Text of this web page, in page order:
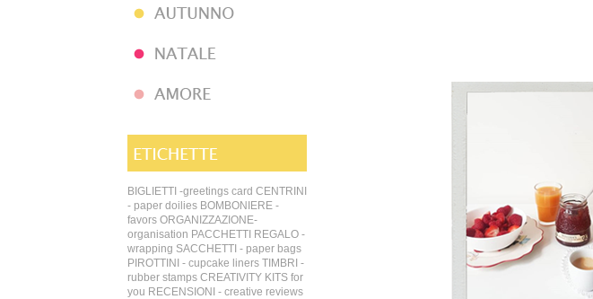
BIGLIETTI -greetings card CENTRINI
- paper doilies BOMBONIERE -
favors ORGANIZZAZIONE-
organisation PACCHETTI REGALO -
wrapping SACCHETTI - paper bags
PIROTTINI - cupcake liners TIMBRI -
rubber stamps CREATIVITY KITS for
you RECENSIONI - creative reviews